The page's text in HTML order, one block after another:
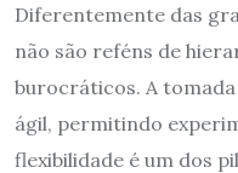
Diferentemente das
não são reféns de
burocráticos. A
ágil, permitindo
flexibilidade é um dos